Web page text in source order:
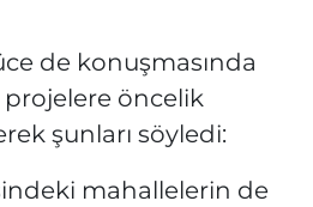
de konuşmasında
öncelik
şunları söyledi:
mahallelerin de